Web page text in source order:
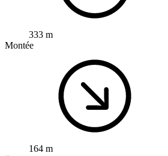
333 m
Montée
164 m